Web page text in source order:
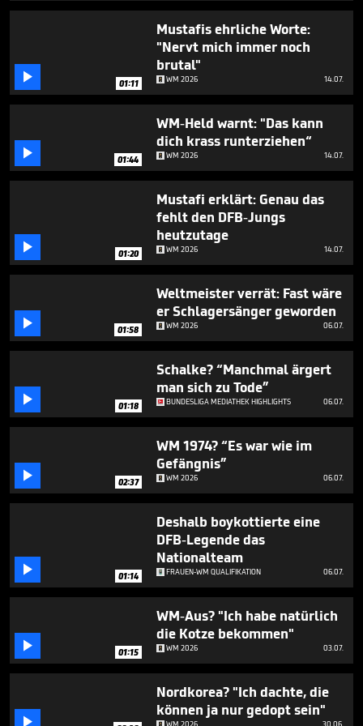
2
 01:11
Mustafis ehrliche Worte:
"Nervt mich immer noch
brutal"
WM 2026 14.07.
 01:44
WM-Held warnt: "Das kann
dich krass runterziehen“
WM 2026 14.07.
 01:20
Mustafi erklärt: Genau das
fehlt den DFB-Jungs
heutzutage
WM 2026 14.07.
 01:58
Weltmeister verrät: Fast wäre
er Schlagersänger geworden
WM 2026 06.07.
 01:18
Schalke? “Manchmal ärgert
man sich zu Tode”
BUNDESLIGA MEDIATHEK HIGHLIGHTS 06.07.
 02:37
WM 1974? “Es war wie im
Gefängnis”
WM 2026 06.07.
 01:14
Deshalb boykottierte eine
DFB-Legende das
Nationalteam
FRAUEN-WM QUALIFIKATION 06.07.
 01:15
WM-Aus? "Ich habe natürlich
die Kotze bekommen"
WM 2026 03.07.

Nordkorea? "Ich dachte, die
können ja nur gedopt sein"